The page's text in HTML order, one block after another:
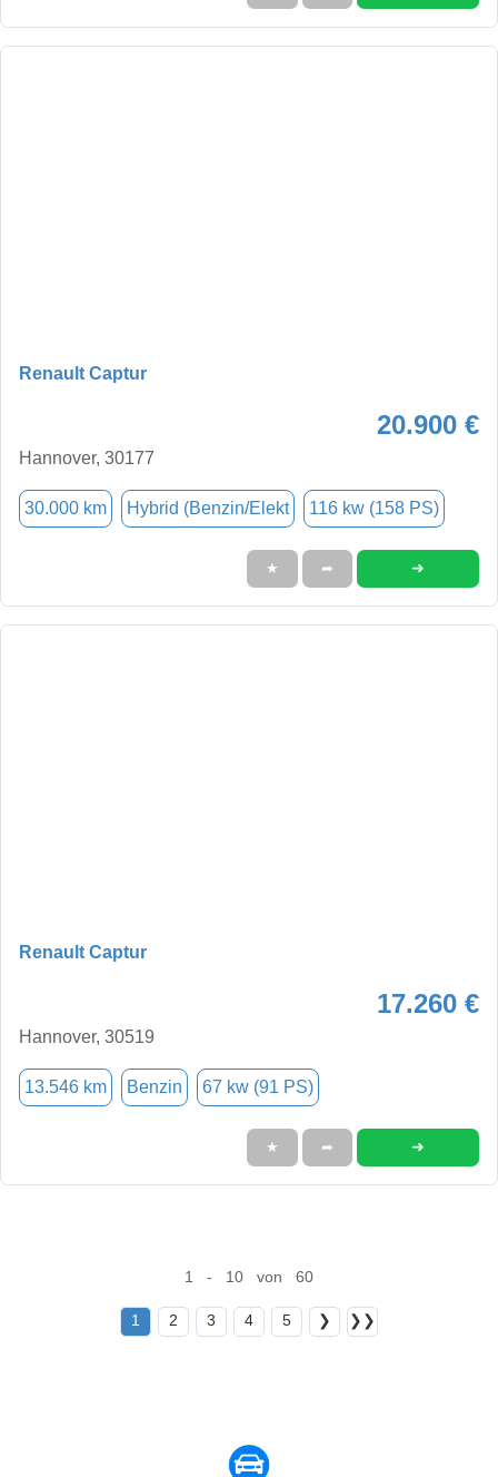
Renault Captur
20.900 €
Hannover, 30177
30.000 km Hybrid (Benzin/Elekt 116 kw (158 PS)
★ ➦ ➜
Renault Captur
17.260 €
Hannover, 30519
13.546 km Benzin 67 kw (91 PS)
★ ➦ ➜
1 - 10 von 60
1 2 3 4 5 ❯ ❯❯